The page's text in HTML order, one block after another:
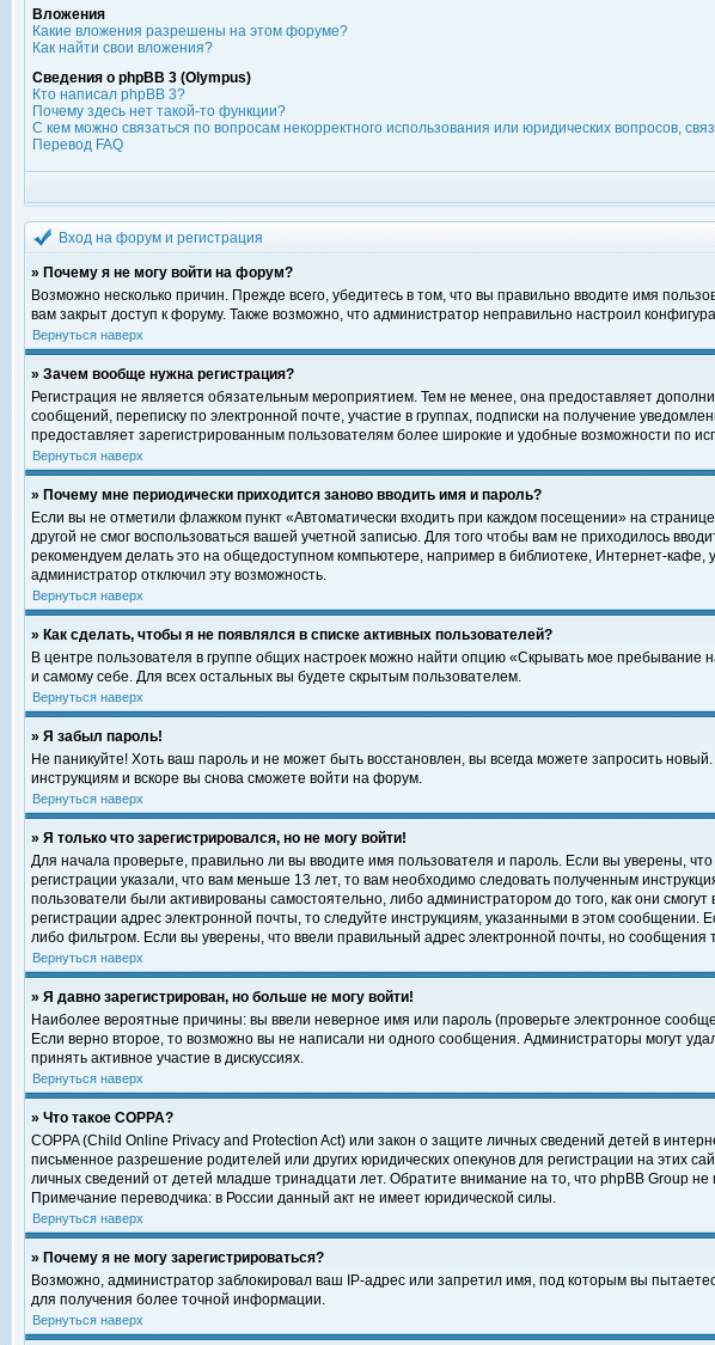
Вложения
Какие вложения разрешены на этом форуме?
Как найти свои вложения?
Сведения о phpBB 3 (Olympus)
Кто написал phpBB 3?
Почему здесь нет такой-то функции?
С кем можно связаться по вопросам некорректного использования или юридических вопросов,
Перевод FAQ
Вход на форум и регистрация
» Почему я не могу войти на форум?
Возможно несколько причин. Прежде всего, убедитесь в том, что вы правильно вводите имя
вам закрыт доступ к форуму. Также возможно, что администратор неправильно настроил
Вернуться наверх
» Зачем вообще нужна регистрация?
Регистрация не является обязательным мероприятием. Тем не менее, она предоставляет
сообщений, переписку по электронной почте, участие в группах, подписки на получение
предоставляет зарегистрированным пользователям более широкие и удобные возможности по
Вернуться наверх
» Почему мне периодически приходится заново вводить имя и пароль?
Если вы не отметили флажком пункт «Автоматически входить при каждом посещении» на
другой не смог воспользоваться вашей учетной записью. Для того чтобы вам не приходилось
рекомендуем делать это на общедоступном компьютере, например в библиотеке, Интернет-кафе,
администратор отключил эту возможность.
Вернуться наверх
» Как сделать, чтобы я не появлялся в списке активных пользователей?
В центре пользователя в группе общих настроек можно найти опцию «Скрывать мое
и самому себе. Для всех остальных вы будете скрытым пользователем.
Вернуться наверх
» Я забыл пароль!
Не паникуйте! Хоть ваш пароль и не может быть восстановлен, вы всегда можете запросить
инструкциям и вскоре вы снова сможете войти на форум.
Вернуться наверх
» Я только что зарегистрировался, но не могу войти!
Для начала проверьте, правильно ли вы вводите имя пользователя и пароль. Если вы уверены,
регистрации указали, что вам меньше 13 лет, то вам необходимо следовать полученным
пользователи были активированы самостоятельно, либо администратором до того, как они
регистрации адрес электронной почты, то следуйте инструкциям, указанными в этом
либо фильтром. Если вы уверены, что ввели правильный адрес электронной почты, но
Вернуться наверх
» Я давно зарегистрирован, но больше не могу войти!
Наиболее вероятные причины: вы ввели неверное имя или пароль (проверьте электронное
Если верно второе, то возможно вы не написали ни одного сообщения. Администраторы могут
принять активное участие в дискуссиях.
Вернуться наверх
» Что такое COPPA?
COPPA (Child Online Privacy and Protection Act) или закон о защите личных сведений детей в
письменное разрешение родителей или других юридических опекунов для регистрации на этих
личных сведений от детей младше тринадцати лет. Обратите внимание на то, что phpBB Group
Примечание переводчика: в России данный акт не имеет юридической силы.
Вернуться наверх
» Почему я не могу зарегистрироваться?
Возможно, администратор заблокировал ваш IP-адрес или запретил имя, под которым вы
для получения более точной информации.
Вернуться наверх